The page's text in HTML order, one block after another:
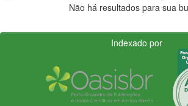
Não há resultados para sua
Indexado por